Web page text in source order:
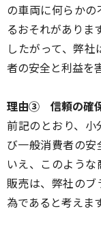
の車両に何らか
るおそれがあります
したがって、弊
者の安全と利益を
理由③ 信頼の確
前記のとおり、
び一般消費者の
いえ、このよう
販売は、弊社の
為であると考えます